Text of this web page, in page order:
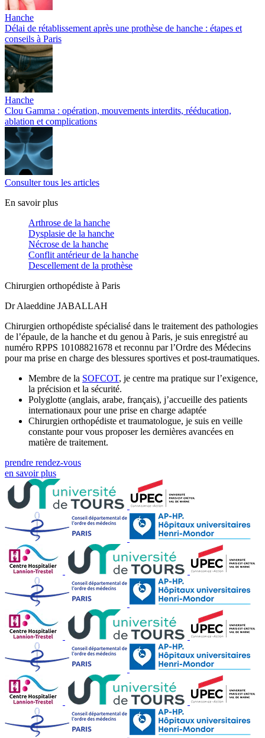
Hanche
Délai de rétablissement après une prothèse de hanche : étapes et
conseils à Paris
Hanche
Clou Gamma : opération, mouvements interdits, rééducation,
ablation et complications
Consulter tous les articles
En savoir plus
Arthrose de la hanche
Dysplasie de la hanche
Nécrose de la hanche
Conflit antérieur de la hanche
Descellement de la prothèse
Chirurgien orthopédiste à Paris
Dr Alaeddine JABALLAH
Chirurgien orthopédiste spécialisé dans le traitement des pathologies
de l’épaule, de la hanche et du genou à Paris, je suis enregistré au
numéro RPPS 10108821678 et reconnu par l’Ordre des Médecins
pour ma prise en charge des blessures sportives et post-traumatiques.
Membre de la SOFCOT, je centre ma pratique sur l’exigence,
la précision et la sécurité.
Polyglotte (anglais, arabe, français), j’accueille des patients
internationaux pour une prise en charge adaptée
Chirurgien orthopédiste et traumatologue, je suis en veille
constante pour vous proposer les dernières avancées en
matière de traitement.
prendre rendez-vous
en savoir plus